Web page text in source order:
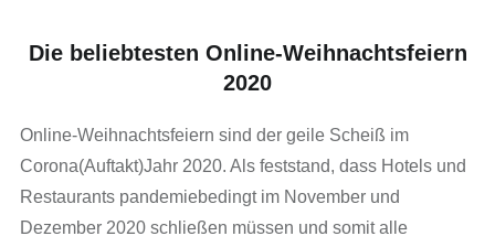
Die beliebtesten Online-Weihnachtsfeiern
2020
Online-Weihnachtsfeiern sind der geile Scheiß im
Corona(Auftakt)Jahr 2020. Als feststand, dass Hotels und
Restaurants pandemiebedingt im November und
Dezember 2020 schließen müssen und somit alle